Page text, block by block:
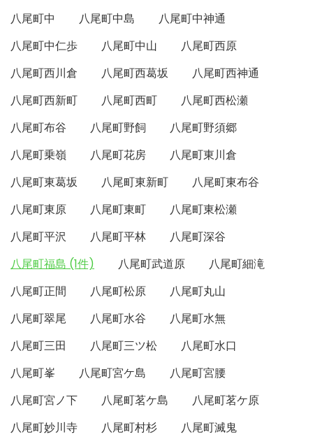
八尾町中
八尾町中島
八尾町中神通
八尾町中仁歩
八尾町中山
八尾町西原
八尾町西川倉
八尾町西葛坂
八尾町西神通
八尾町西新町
八尾町西町
八尾町西松瀬
八尾町布谷
八尾町野飼
八尾町野須郷
八尾町乗嶺
八尾町花房
八尾町東川倉
八尾町東葛坂
八尾町東新町
八尾町東布谷
八尾町東原
八尾町東町
八尾町東松瀬
八尾町平沢
八尾町平林
八尾町深谷
八尾町福島 (1件)
八尾町武道原
八尾町細滝
八尾町正間
八尾町松原
八尾町丸山
八尾町翠尾
八尾町水谷
八尾町水無
八尾町三田
八尾町三ツ松
八尾町水口
八尾町峯
八尾町宮ケ島
八尾町宮腰
八尾町宮ノ下
八尾町茗ケ島
八尾町茗ケ原
八尾町妙川寺
八尾町村杉
八尾町滅鬼